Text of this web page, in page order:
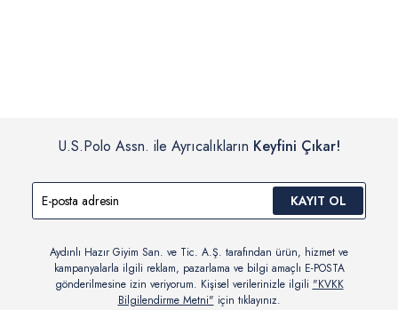
U.S.Polo Assn. ile Ayrıcalıkların Keyfini Çıkar!
KAYIT OL
Aydınlı Hazır Giyim San. ve Tic. A.Ş. tarafından ürün, hizmet ve
kampanyalarla ilgili reklam, pazarlama ve bilgi amaçlı E-POSTA
gönderilmesine izin veriyorum. Kişisel verilerinizle ilgili "KVKK
Bilgilendirme Metni" için tıklayınız.